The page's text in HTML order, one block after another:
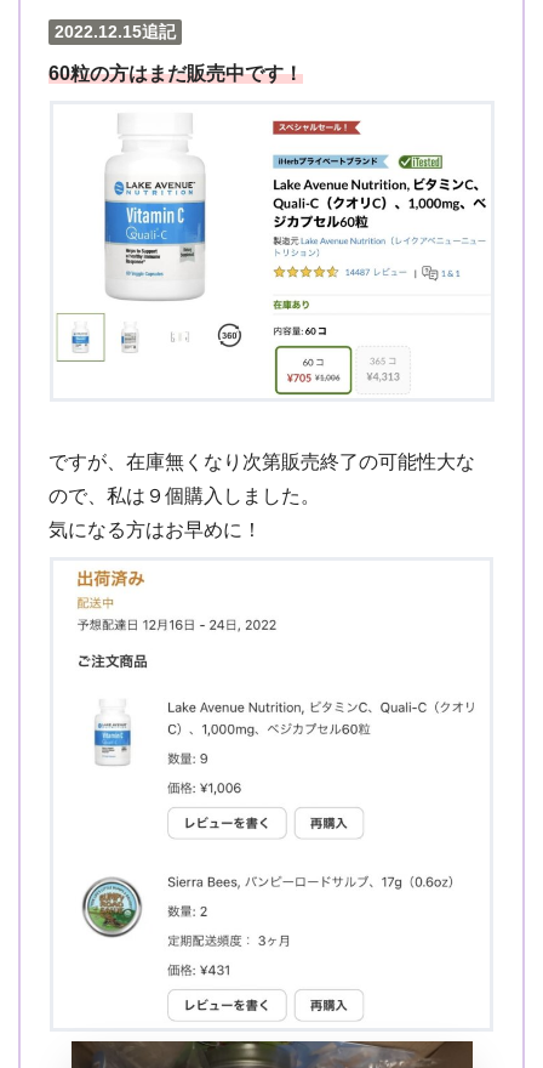
2022.12.15追記
60粒の方はまだ販売中です！
ですが、在庫無くなり次第販売終了の可能性大な
ので、私は９個購入しました。
気になる方はお早めに！